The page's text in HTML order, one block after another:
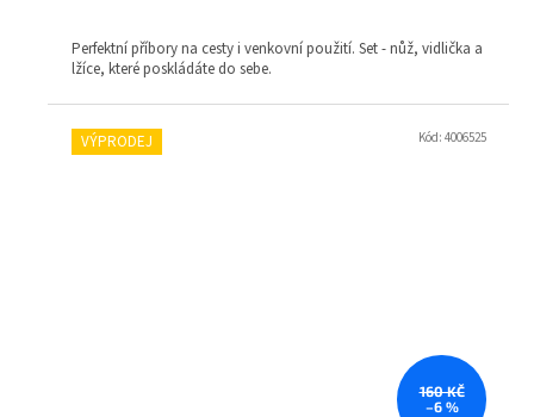
Perfektní příbory na cesty i venkovní použití. Set - nůž, vidlička a
lžíce, které poskládáte do sebe.
VÝPRODEJ
160 KČ
–6 %
Kód: 4006525